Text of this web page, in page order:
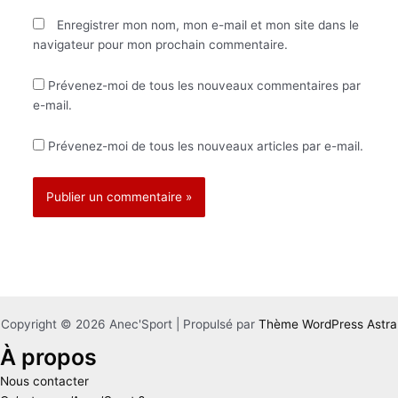
Enregistrer mon nom, mon e-mail et mon site dans le
navigateur pour mon prochain commentaire.
Prévenez-moi de tous les nouveaux commentaires par
e-mail.
Prévenez-moi de tous les nouveaux articles par e-mail.
Copyright © 2026 Anec'Sport | Propulsé par Thème WordPress Astra
À propos
Nous contacter